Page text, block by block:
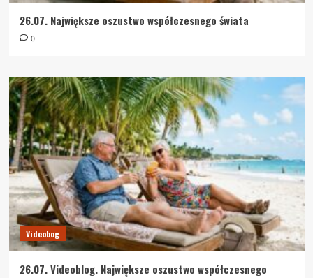
26.07. Największe oszustwo współczesnego świata
0
Videobog
26.07. Videoblog. Największe oszustwo współczesnego